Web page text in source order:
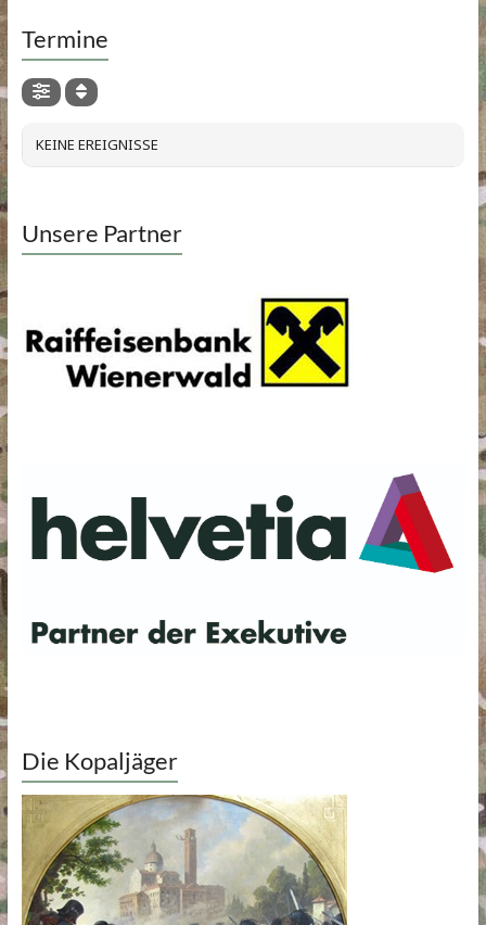
Termine
KEINE EREIGNISSE
Unsere Partner
Die Kopaljäger